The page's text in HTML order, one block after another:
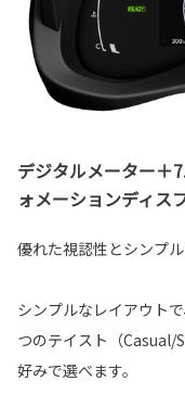
デジタルメーター＋
ォメーションディス
優れた視認性とシンプル
シンプルなレイアウト
つのテイスト（
好みで選べます。